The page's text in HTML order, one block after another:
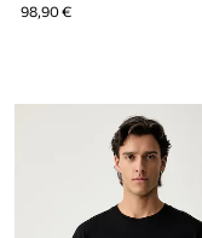
98,90 €